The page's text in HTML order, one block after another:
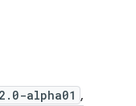
alpha01 ,